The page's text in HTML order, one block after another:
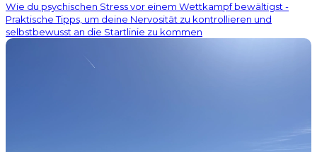
Wie du psychischen Stress vor einem Wettkampf bewältigst -
Praktische Tipps, um deine Nervosität zu kontrollieren und
selbstbewusst an die Startlinie zu kommen